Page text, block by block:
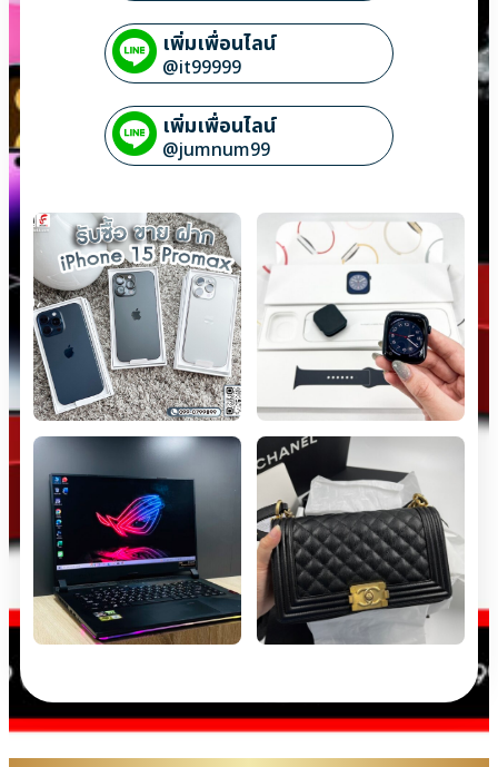
เพิ่มเพื่อนไลน์
@it99999
เพิ่มเพื่อนไลน์
@jumnum99